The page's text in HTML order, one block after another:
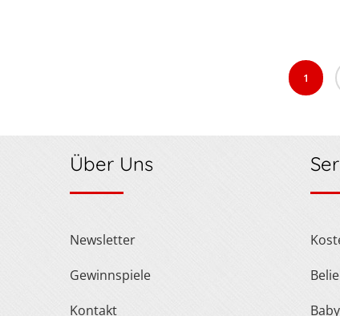
1
Über Uns
Newsletter
Gewinnspiele
Kontakt
Baby-Schuh- und Kleidergröße